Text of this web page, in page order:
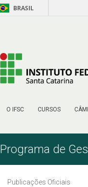
BRASIL
O IFSC CURSOS
Programa de
Publicações Oficiais